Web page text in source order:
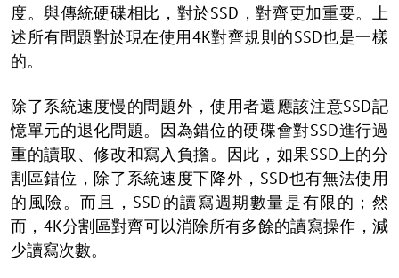
度。與傳統硬碟相比，對於SSD，對齊更加重要。上
述所有問題對於現在使用4K對齊規則的SSD也是一樣
的。
除了系統速度慢的問題外，使用者還應該注意SSD記
憶單元的退化問題。因為錯位的硬碟會對SSD進行過
重的讀取、修改和寫入負擔。因此，如果SSD上的分
割區錯位，除了系統速度下降外，SSD也有無法使用
的風險。而且，SSD的讀寫週期數量是有限的；然
而，4K分割區對齊可以消除所有多餘的讀寫操作，減
少讀寫次數。